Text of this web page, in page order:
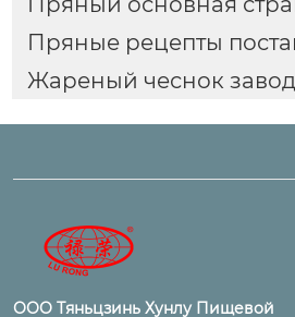
Пряные рецепты
Жареный чеснок
ООО Тяньцзинь Хунлу Пищевой